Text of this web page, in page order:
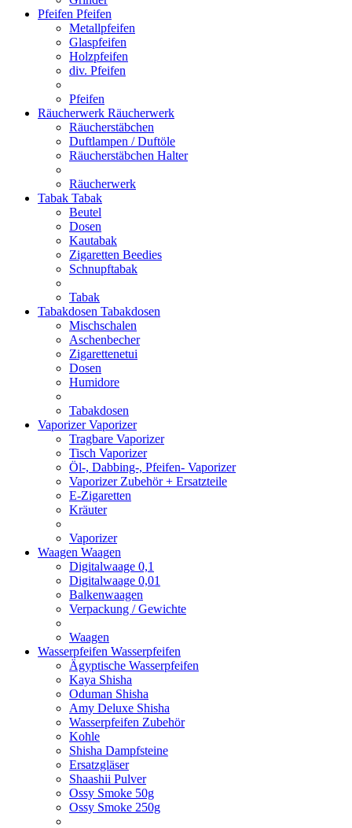
Pfeifen Pfeifen
Metallpfeifen
Glaspfeifen
Holzpfeifen
div. Pfeifen
Pfeifen
Räucherwerk Räucherwerk
Räucherstäbchen
Duftlampen / Duftöle
Räucherstäbchen Halter
Räucherwerk
Tabak Tabak
Beutel
Dosen
Kautabak
Zigaretten Beedies
Schnupftabak
Tabak
Tabakdosen Tabakdosen
Mischschalen
Aschenbecher
Zigarettenetui
Dosen
Humidore
Tabakdosen
VaporizerVaporizer
Tragbare Vaporizer
Tisch Vaporizer
Öl-, Dabbing-, Pfeifen- Vaporizer
Vaporizer Zubehör + Ersatzteile
E-Zigaretten
Kräuter
Vaporizer
Waagen Waagen
Digitalwaage 0,1
Digitalwaage 0,01
Balkenwaagen
Verpackung / Gewichte
Waagen
Wasserpfeifen Wasserpfeifen
Ägyptische Wasserpfeifen
Kaya Shisha
Oduman Shisha
Amy Deluxe Shisha
Wasserpfeifen Zubehör
Kohle
Shisha Dampfsteine
Ersatzgläser
Shaashii Pulver
Ossy Smoke 50g
Ossy Smoke 250g